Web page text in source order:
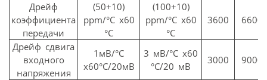
Дрейф
коэффициента
передачи
(50+10)
ppm/°C x60
°C
(100+10)
ppm/°C x60
°C
3600 6600
Дрейф сдвига
входного
напряжения
1мВ/°C
x60°C/20мВ
3 мВ/°C x60
°C/20 мВ
3000 9000